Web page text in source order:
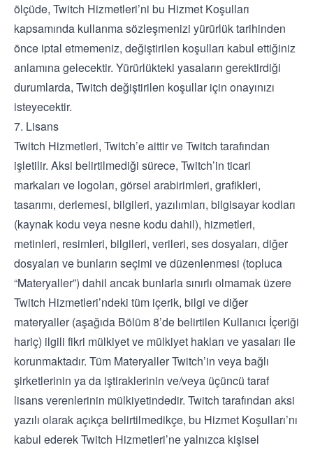
ölçüde, Twitch Hizmetleri’ni bu Hizmet Koşulları
kapsamında kullanma sözleşmenizi yürürlük tarihinden
önce iptal etmemeniz, değiştirilen koşulları kabul ettiğiniz
anlamına gelecektir. Yürürlükteki yasaların gerektirdiği
durumlarda, Twitch değiştirilen koşullar için onayınızı
isteyecektir.
7. Lisans
Twitch Hizmetleri, Twitch’e aittir ve Twitch tarafından
işletilir. Aksi belirtilmediği sürece, Twitch’in ticari
markaları ve logoları, görsel arabirimleri, grafikleri,
tasarımı, derlemesi, bilgileri, yazılımları, bilgisayar kodları
(kaynak kodu veya nesne kodu dahil), hizmetleri,
metinleri, resimleri, bilgileri, verileri, ses dosyaları, diğer
dosyaları ve bunların seçimi ve düzenlenmesi (topluca
“Materyaller”) dahil ancak bunlarla sınırlı olmamak üzere
Twitch Hizmetleri’ndeki tüm içerik, bilgi ve diğer
materyaller (aşağıda Bölüm 8’de belirtilen Kullanıcı İçeriği
hariç) ilgili fikri mülkiyet ve mülkiyet hakları ve yasaları ile
korunmaktadır. Tüm Materyaller Twitch’in veya bağlı
şirketlerinin ya da iştiraklerinin ve/veya üçüncü taraf
lisans verenlerinin mülkiyetindedir. Twitch tarafından aksi
yazılı olarak açıkça belirtilmedikçe, bu Hizmet Koşulları’nı
kabul ederek Twitch Hizmetleri’ne yalnızca kişisel